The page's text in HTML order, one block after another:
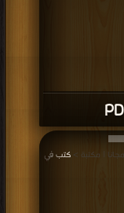
كتب في